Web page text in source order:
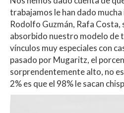
trabajamos le han dado
Rodolfo Guzmán, Rafa Costa,
absorbido nuestro modelo de
vínculos muy especiales con
pasado por Mugaritz, el
sorprendentemente alto, no
2% es que el 98% le sacan